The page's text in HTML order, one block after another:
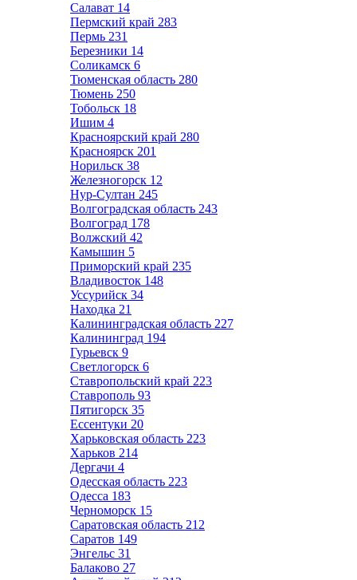
Салават 14
Пермский край 283
Пермь 231
Березники 14
Соликамск 6
Тюменская область 280
Тюмень 250
Тобольск 18
Ишим 4
Красноярский край 280
Красноярск 201
Норильск 38
Железногорск 12
Нур-Султан 245
Волгоградская область 243
Волгоград 178
Волжский 42
Камышин 5
Приморский край 235
Владивосток 148
Уссурийск 34
Находка 21
Калининградская область 227
Калининград 194
Гурьевск 9
Светлогорск 6
Ставропольский край 223
Ставрополь 93
Пятигорск 35
Ессентуки 20
Харьковская область 223
Харьков 214
Дергачи 4
Одесская область 223
Одесса 183
Черноморск 15
Саратовская область 212
Саратов 149
Энгельс 31
Балаково 27